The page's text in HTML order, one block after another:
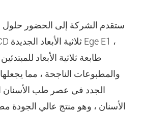
ستقدم الشركة إلى الحضور حلول
طابعة ثلاثية الأبعاد
والمطبوعات الناجحة ، مما يجعلها
الأسنان ، وهو منتج عالي الجودة